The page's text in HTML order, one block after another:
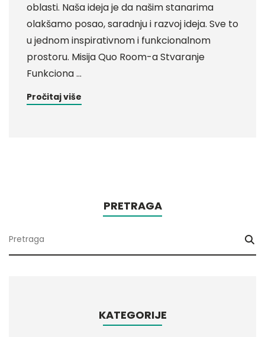
oblasti. Naša ideja je da našim stanarima
olakšamo posao, saradnju i razvoj ideja. Sve to
u jednom inspirativnom i funkcionalnom
prostoru. Misija Quo Room-a Stvaranje
Funkciona …
Pročitaj više
PRETRAGA
KATEGORIJE